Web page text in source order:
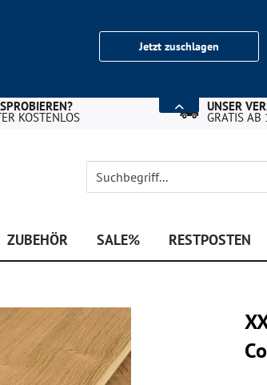
Jetzt zuschlagen
KOSTENLOS
UNSER
GRATIS
ZUBEHÖR SALE% RESTPOSTEN